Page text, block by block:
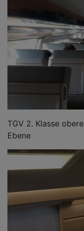
TGV 2. Klasse obere
Ebene